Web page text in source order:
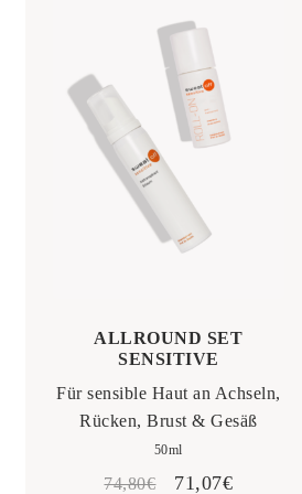
ALLROUND SET
SENSITIVE
Für sensible Haut an Achseln,
Rücken, Brust & Gesäß
50ml
74,80€
Ursprünglicher
71,07€Aktueller